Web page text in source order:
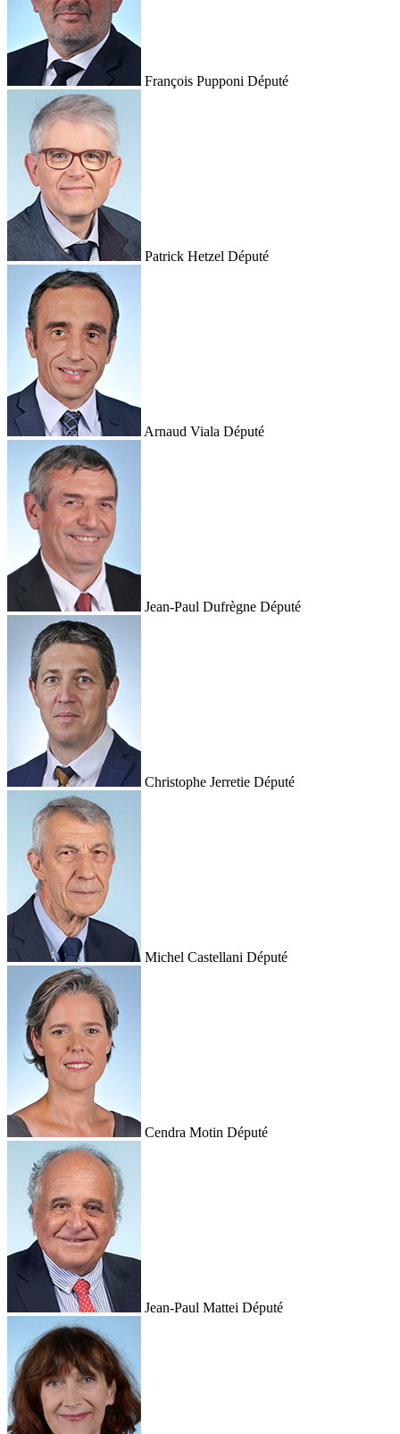
François Pupponi Député
Patrick Hetzel Député
Arnaud Viala Député
Jean-Paul Dufrègne Député
Christophe Jerretie Député
Michel Castellani Député
Cendra Motin Député
Jean-Paul Mattei Député